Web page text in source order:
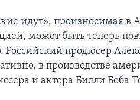
идут», произносимая в
может быть теперь
Российский продюсер
в производстве
и актера Билли Боба